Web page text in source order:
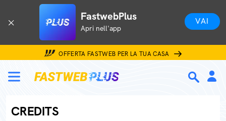
FastwebPlus
Apri nell'app
VAI
OFFERTA FASTWEB PER LA TUA CASA
CREDITS